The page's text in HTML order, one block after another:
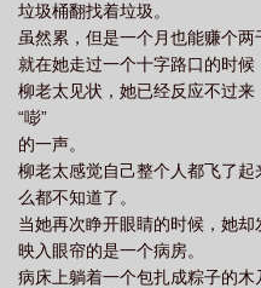
垃圾桶翻找着垃圾。
虽然累，但是一个月也能赚个两
就在她走过一个十字路口的时候
柳老太见状，她已经反应不过来
“嘭”
的一声。
柳老太感觉自己整个人都飞了
么都不知道了。
当她再次睁开眼睛的时候，她却
映入眼帘的是一个病房。
病床上躺着一个包扎成粽子的木